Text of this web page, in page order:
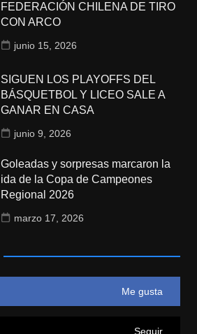
FEDERACIÓN CHILENA DE TIRO
CON ARCO
junio 15, 2026
SIGUEN LOS PLAYOFFS DEL
BÁSQUETBOL Y LICEO SALE A
GANAR EN CASA
junio 9, 2026
Goleadas y sorpresas marcaron la
ida de la Copa de Campeones
Regional 2026
marzo 17, 2026
Me gusta
Seguir